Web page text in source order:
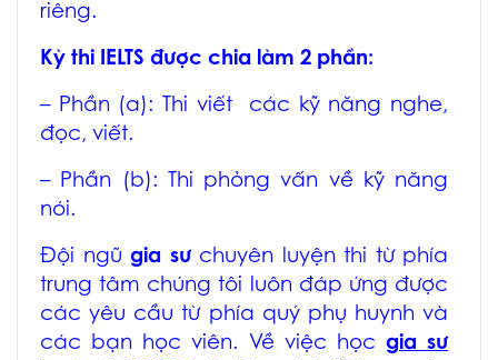
riêng.
Kỳ thi IELTS được chia làm 2 phần:
– Phần (a): Thi viết các kỹ năng nghe,
đọc, viết.
– Phần (b): Thi phỏng vấn về kỹ năng
nói.
Đội ngũ gia sưchuyên luyện thi từ phía
trung tâm chúng tôi luôn đáp ứng được
các yêu cầu từ phía quý phụ huynh và
các bạn học viên. Về việc học gia sư